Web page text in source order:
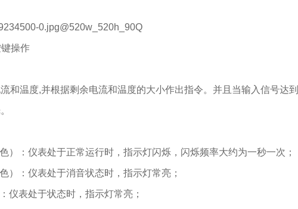
操作
和温度,并根据剩余电流和温度的大小作出指令。并且当输入信号达
）：仪表处于正常运行时，指示灯闪烁，闪烁频率大约为一秒一次；
）：仪表处于消音状态时，指示灯常亮；
仪表处于状态时，指示灯常亮；